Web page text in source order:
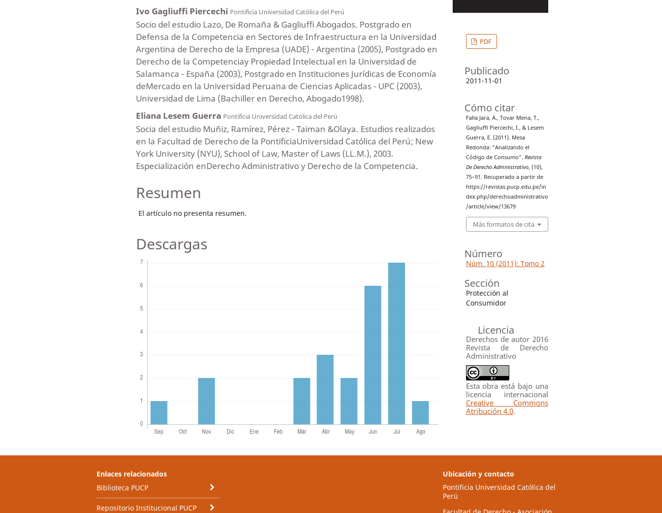
Ivo Gagliuffi Piercechi Pontificia Universidad Católica del Perú
Socio del estudio Lazo, De Romaña & Gagliuffi Abogados. Postgrado en
Defensa de la Competencia en Sectores de Infraestructura en la Universidad
Argentina de Derecho de la Empresa (UADE) - Argentina (2005), Postgrado en
Derecho de la Competenciay Propiedad Intelectual en la Universidad de
Salamanca - España (2003), Postgrado en Instituciones Jurídicas de Economía
deMercado en la Universidad Peruana de Ciencias Aplicadas - UPC (2003),
Universidad de Lima (Bachiller en Derecho, Abogado1998).
Eliana Lesem Guerra Pontificia Universidad Católica del Perú
Socia del estudio Muñiz, Ramírez, Pérez - Taiman &Olaya. Estudios realizados
en la Facultad de Derecho de la PontificiaUniversidad Católica del Perú; New
York University (NYU), School of Law, Master of Laws (LL.M.), 2003.
Especialización enDerecho Administrativo y Derecho de la Competencia.
Resumen
El artículo no presenta resumen.
Descargas
PDF
Publicado
2011-11-01
Cómo citar
Falla Jara, A., Tovar Mena, T.,
Gagliuffi Piercechi, I., & Lesem
Guerra, E. (2011). Mesa
Redonda: “Analizando el
Código de Consumo”. Revista
De Derecho Administrativo, (10),
75–91. Recuperado a partir de
https://revistas.pucp.edu.pe/in
dex.php/derechoadministrativo
/article/view/13679
Más formatos de cita
Número
Núm. 10 (2011): Tomo 2
Sección
Protección al
Consumidor
Licencia
Derechos de autor 2016
Revista de Derecho
Administrativo
Esta obra está bajo una
licencia internacional
Creative Commons
Atribución 4.0.
Enlaces relacionados
Biblioteca PUCP
Repositorio Institucional PUCP
Ubicación y contacto
Pontificia Universidad Católica del
Perú